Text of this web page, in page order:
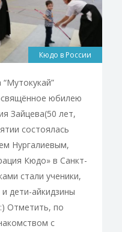
Кюдо в России
юбилею
Зайцева(50 лет,
состоялась
Нургалиевым,
Кюдо» в Санкт-
стали ученики,
дети-айкидзины
Отметить, по
с